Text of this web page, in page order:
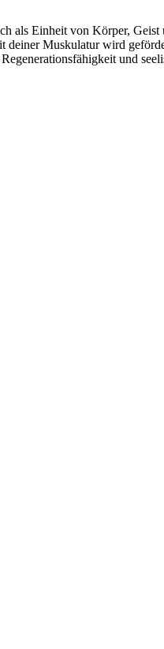
Einheit von Körper,
Muskulatur wird
und